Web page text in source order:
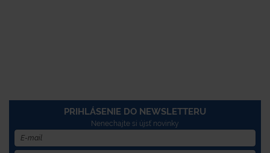
PRIHLÁSENIE DO NEWSLETTERU
Nenechajte si újsť novinky